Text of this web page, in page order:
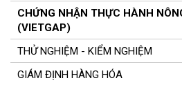
CHỨNG NHẬN THỰC HÀNH
(VIETGAP)
THỬ NGHIỆM - KIỂM NGHIỆM
GIÁM ĐỊNH HÀNG HÓA